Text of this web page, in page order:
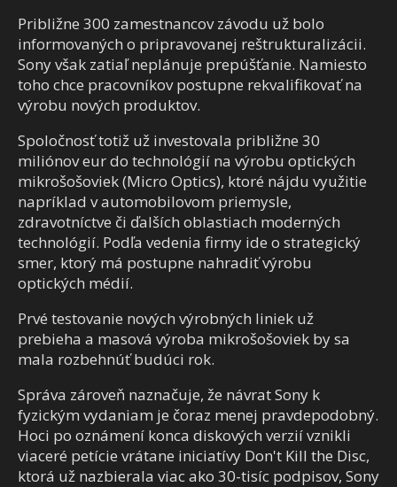
Približne 300 zamestnancov závodu už bolo
informovaných o pripravovanej reštrukturalizácii.
Sony však zatiaľ neplánuje prepúšťanie. Namiesto
toho chce pracovníkov postupne rekvalifikovať na
výrobu nových produktov.
Spoločnosť totiž už investovala približne 30
miliónov eur do technológií na výrobu optických
mikrošošoviek (Micro Optics), ktoré nájdu využitie
napríklad v automobilovom priemysle,
zdravotníctve či ďalších oblastiach moderných
technológií. Podľa vedenia firmy ide o strategický
smer, ktorý má postupne nahradiť výrobu
optických médií.
Prvé testovanie nových výrobných liniek už
prebieha a masová výroba mikrošošoviek by sa
mala rozbehnúť budúci rok.
Správa zároveň naznačuje, že návrat Sony k
fyzickým vydaniam je čoraz menej pravdepodobný.
Hoci po oznámení konca diskových verzií vznikli
viaceré petície vrátane iniciatívy Don't Kill the Disc,
ktorá už nazbierala viac ako 30-tisíc podpisov, Sony